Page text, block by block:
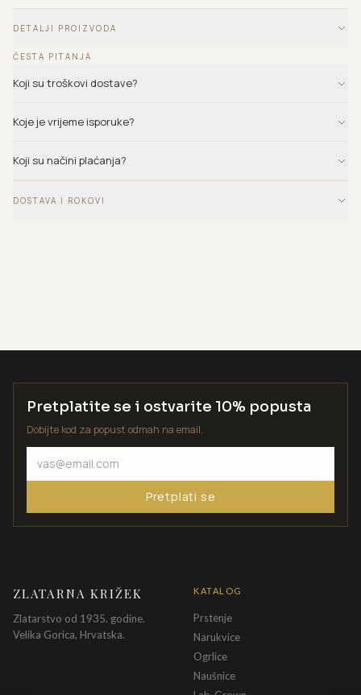
DETALJI PROIZVODA
ČESTA PITANJA
Koji su troškovi dostave?
Koje je vrijeme isporuke?
Koji su načini plaćanja?
DOSTAVA I ROKOVI
Pretplatite se i ostvarite 10% popusta
Dobijte kod za popust odmah na email.
Pretplati se
ZLATARNA KRIŽEK
Zlatarstvo od 1935. godine.
Velika Gorica, Hrvatska.
KATALOG
Prstenje
Narukvice
Ogrlice
Naušnice